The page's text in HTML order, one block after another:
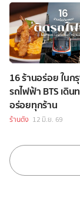
16 ร้านอร่อย ในก
รถไฟฟ้า BTS เดิน
อร่อยทุกร้าน
ร้านดัง 12 มิ.ย. 69